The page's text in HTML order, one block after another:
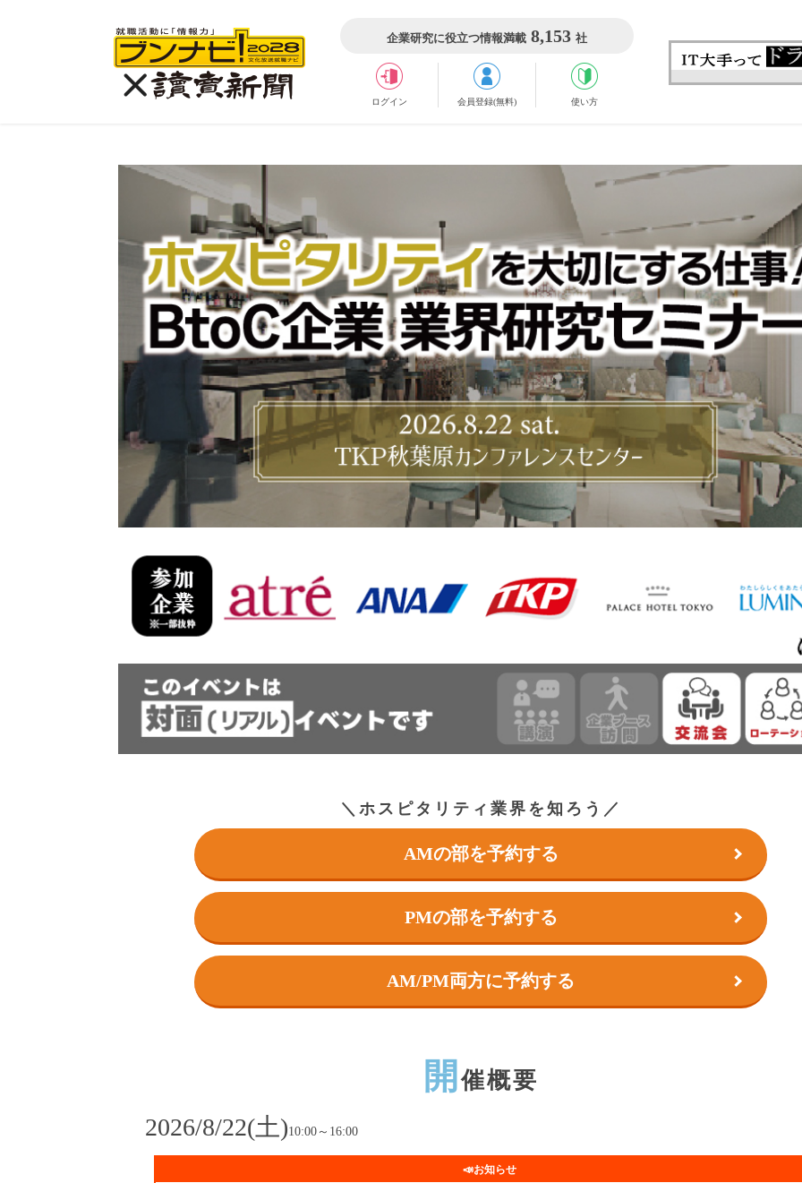
企業研究に役立つ情報満載 8,153 社
ログイン 会員登録(無料) 使い方
＼ホスピタリティ業界を知ろう／
AMの部を予約する
PMの部を予約する
AM/PM両方に予約する
開催概要
2026/8/22(土)10:00～16:00
📣お知らせ